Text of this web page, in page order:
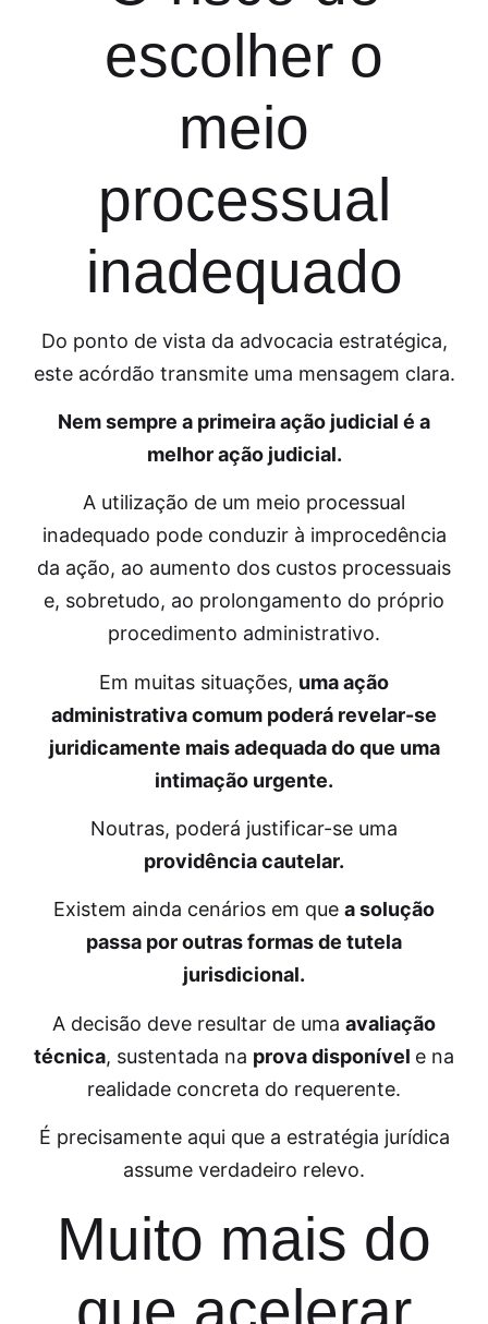
escolher o
meio
processual
inadequado
Do ponto de vista da advocacia estratégica,
este acórdão transmite uma mensagem clara.
Nem sempre a primeira ação judicial é a
melhor ação judicial.
A utilização de um meio processual
inadequado pode conduzir à improcedência
da ação, ao aumento dos custos processuais
e, sobretudo, ao prolongamento do próprio
procedimento administrativo.
Em muitas situações, uma ação
administrativa comum poderá revelar-se
juridicamente mais adequada do que uma
intimação urgente.
Noutras, poderá justificar-se uma
providência cautelar.
Existem ainda cenários em que a solução
passa por outras formas de tutela
jurisdicional.
A decisão deve resultar de uma avaliação
técnica, sustentada na prova disponível e na
realidade concreta do requerente.
É precisamente aqui que a estratégia jurídica
assume verdadeiro relevo.
Muito mais do